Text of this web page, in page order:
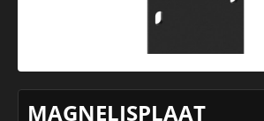
MAGNELISPLAAT